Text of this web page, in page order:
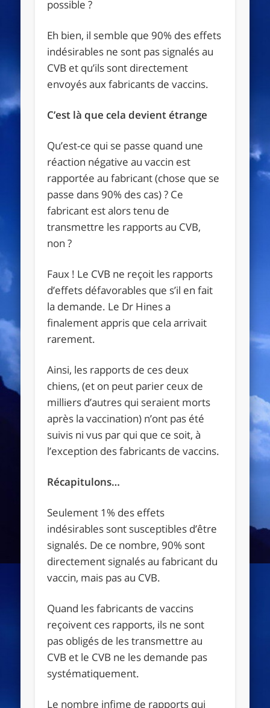
possible ?
Eh bien, il semble que 90% des effets
indésirables ne sont pas signalés au
CVB et qu’ils sont directement
envoyés aux fabricants de vaccins.
C’est là que cela devient étrange
Qu’est-ce qui se passe quand une
réaction négative au vaccin est
rapportée au fabricant (chose que se
passe dans 90% des cas) ? Ce
fabricant est alors tenu de
transmettre les rapports au CVB,
non ?
Faux ! Le CVB ne reçoit les rapports
d’effets défavorables que s’il en fait
la demande. Le Dr Hines a
finalement appris que cela arrivait
rarement.
Ainsi, les rapports de ces deux
chiens, (et on peut parier ceux de
milliers d’autres qui seraient morts
après la vaccination) n’ont pas été
suivis ni vus par qui que ce soit, à
l’exception des fabricants de vaccins.
Récapitulons…
Seulement 1% des effets
indésirables sont susceptibles d’être
signalés. De ce nombre, 90% sont
directement signalés au fabricant du
vaccin, mais pas au CVB.
Quand les fabricants de vaccins
reçoivent ces rapports, ils ne sont
pas obligés de les transmettre au
CVB et le CVB ne les demande pas
systématiquement.
Le nombre infime de rapports qui